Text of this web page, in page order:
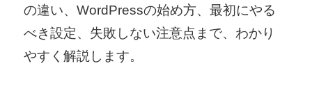
の違い、WordPressの始め方、最初にやる
べき設定、失敗しない注意点まで、わかり
やすく解説します。